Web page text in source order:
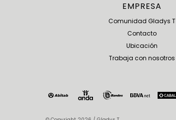
EMPRESA
Comunidad Gladys T
Contacto
Ubicación
Trabaja con nosotros